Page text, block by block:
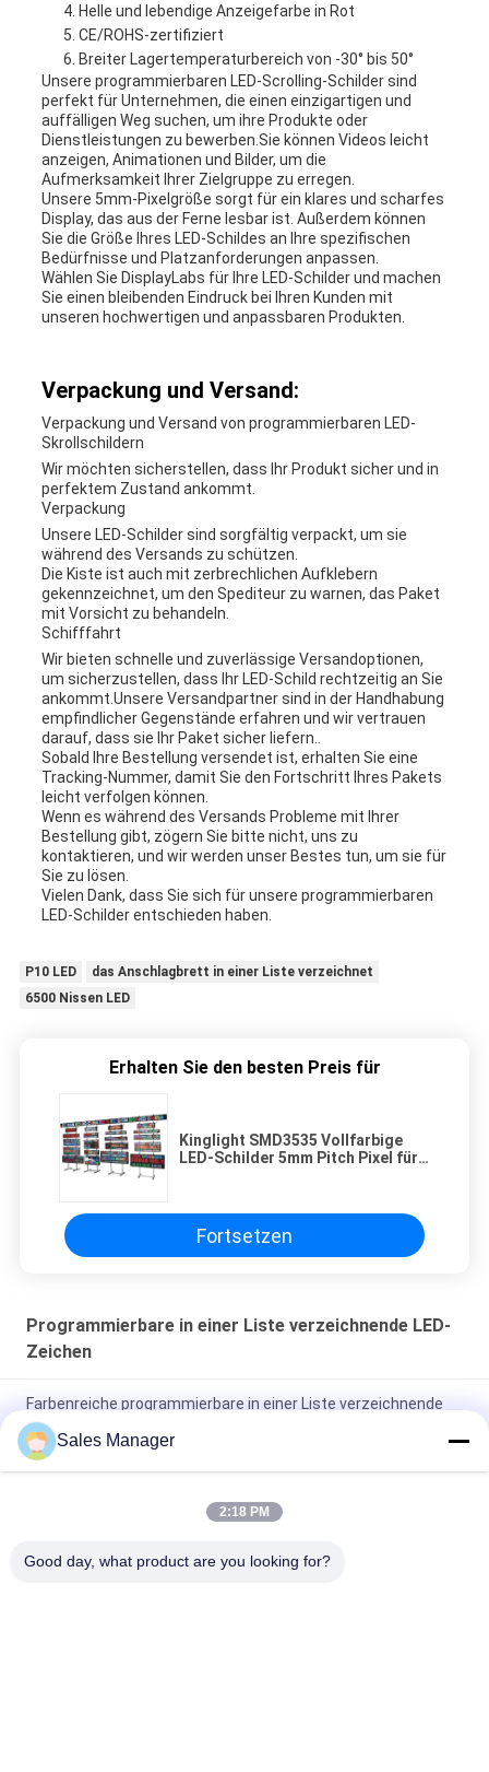
Helle und lebendige Anzeigefarbe in Rot
CE/ROHS-zertifiziert
Breiter Lagertemperaturbereich von -30° bis 50°
Unsere programmierbaren LED-Scrolling-Schilder sind
perfekt für Unternehmen, die einen einzigartigen und
auffälligen Weg suchen, um ihre Produkte oder
Dienstleistungen zu bewerben.Sie können Videos leicht
anzeigen, Animationen und Bilder, um die
Aufmerksamkeit Ihrer Zielgruppe zu erregen.
Unsere 5mm-Pixelgröße sorgt für ein klares und scharfes
Display, das aus der Ferne lesbar ist. Außerdem können
Sie die Größe Ihres LED-Schildes an Ihre spezifischen
Bedürfnisse und Platzanforderungen anpassen.
Wählen Sie DisplayLabs für Ihre LED-Schilder und machen
Sie einen bleibenden Eindruck bei Ihren Kunden mit
unseren hochwertigen und anpassbaren Produkten.
Verpackung und Versand:
Verpackung und Versand von programmierbaren LED-
Skrollschildern
Wir möchten sicherstellen, dass Ihr Produkt sicher und in
perfektem Zustand ankommt.
Verpackung
Unsere LED-Schilder sind sorgfältig verpackt, um sie
während des Versands zu schützen.
Die Kiste ist auch mit zerbrechlichen Aufklebern
gekennzeichnet, um den Spediteur zu warnen, das Paket
mit Vorsicht zu behandeln.
Schifffahrt
Wir bieten schnelle und zuverlässige Versandoptionen,
um sicherzustellen, dass Ihr LED-Schild rechtzeitig an Sie
ankommt.Unsere Versandpartner sind in der Handhabung
empfindlicher Gegenstände erfahren und wir vertrauen
darauf, dass sie Ihr Paket sicher liefern..
Sobald Ihre Bestellung versendet ist, erhalten Sie eine
Tracking-Nummer, damit Sie den Fortschritt Ihres Pakets
leicht verfolgen können.
Wenn es während des Versands Probleme mit Ihrer
Bestellung gibt, zögern Sie bitte nicht, uns zu
kontaktieren, und wir werden unser Bestes tun, um sie für
Sie zu lösen.
Vielen Dank, dass Sie sich für unsere programmierbaren
LED-Schilder entschieden haben.
P10 LED
das Anschlagbrett in einer Liste verzeichnet
6500 Nissen LED
Erhalten Sie den besten Preis für
Kinglight SMD3535 Vollfarbige
LED-Schilder 5mm Pitch Pixel für
Fortsetzen
Programmierbare in einer Liste verzeichnende LED-
Zeichen
Farbenreiche programmierbare in einer Liste verzeichnende
LED Zeichen RGB für Geschäfts-Werbung
Programmierbares Anschlagbrett-im Freien hohe Helligkeit
LED Zeichen IP20, 5mm LED Blättern-Mitteilungs-Zeichen
Sales Manager
2:18 PM
Good day, what product are you looking for?